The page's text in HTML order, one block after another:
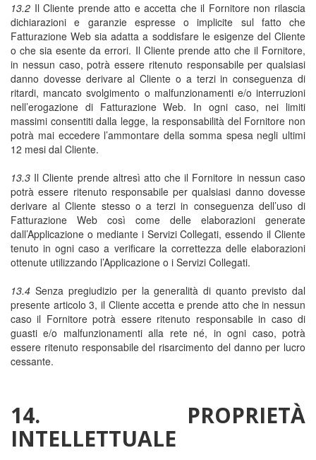
13.2 Il Cliente prende atto e accetta che il Fornitore non rilascia
dichiarazioni e garanzie espresse o implicite sul fatto che
Fatturazione Web sia adatta a soddisfare le esigenze del Cliente
o che sia esente da errori. Il Cliente prende atto che il Fornitore,
in nessun caso, potrà essere ritenuto responsabile per qualsiasi
danno dovesse derivare al Cliente o a terzi in conseguenza di
ritardi, mancato svolgimento o malfunzionamenti e/o interruzioni
nell’erogazione di Fatturazione Web. In ogni caso, nei limiti
massimi consentiti dalla legge, la responsabilità del Fornitore non
potrà mai eccedere l’ammontare della somma spesa negli ultimi
12 mesi dal Cliente.
13.3 Il Cliente prende altresì atto che il Fornitore in nessun caso
potrà essere ritenuto responsabile per qualsiasi danno dovesse
derivare al Cliente stesso o a terzi in conseguenza dell’uso di
Fatturazione Web così come delle elaborazioni generate
dall’Applicazione o mediante i Servizi Collegati, essendo il Cliente
tenuto in ogni caso a verificare la correttezza delle elaborazioni
ottenute utilizzando l’Applicazione o i Servizi Collegati.
13.4 Senza pregiudizio per la generalità di quanto previsto dal
presente articolo 3, il Cliente accetta e prende atto che in nessun
caso il Fornitore potrà essere ritenuto responsabile in caso di
guasti e/o malfunzionamenti alla rete né, in ogni caso, potrà
essere ritenuto responsabile del risarcimento del danno per lucro
cessante.
14. PROPRIETÀ
INTELLETTUALE